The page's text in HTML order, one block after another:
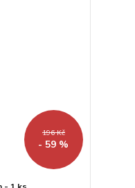
196 Kč
- 59 %